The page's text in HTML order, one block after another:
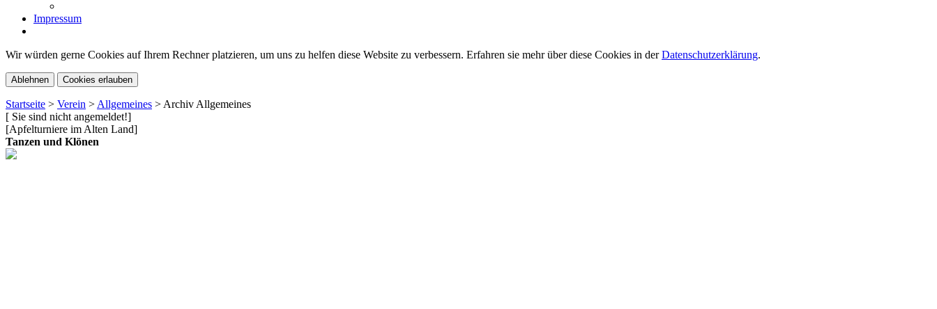
Impressum
Wir würden gerne Cookies auf Ihrem Rechner platzieren, um uns zu helfen diese Website zu verbessern. Erfahren sie mehr über diese Cookies in derDatenschutzerklärung.
Ablehnen Cookies erlauben
Startseite > Verein > Allgemeines > Archiv Allgemeines
[ Sie sind nicht angemeldet!]
[Apfelturniere im Alten Land]
Tanzen und Klönen